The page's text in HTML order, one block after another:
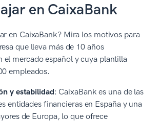
en CaixaBank
en CaixaBank? Mira los motivos para
que lleva más de 10 años
el mercado español y cuya plantilla
empleados.
y estabilidad: CaixaBank es una de las
entidades financieras en España y una
de Europa, lo que ofrece